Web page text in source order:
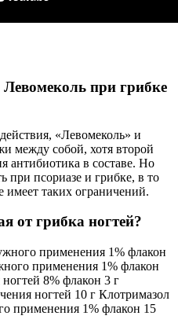
при грибке
«Левомеколь» и
между собой, хотя второй
антибиотика в составе. Но
при псориазе и грибке, в то
имеет таких ограничений.
от грибка ногтей?
применения 1% флакон
применения 1% флакон
8% флакон 3 г
ногтей 10 г Клотримазол
применения 1% флакон 15